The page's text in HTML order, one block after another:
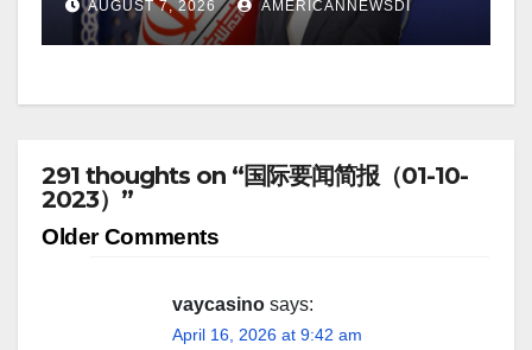
AUGUST 7, 2026 AMERICANNEWSDI
291 thoughts on “国际要闻简报（01-10-
2023）”
Comment
Older Comments
vaycasino says:
April 16, 2026 at 9:42 am